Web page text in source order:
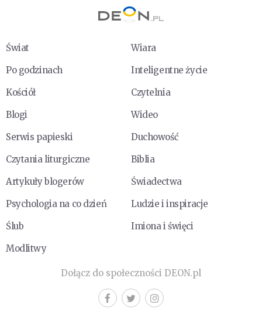
Świat
Wiara
Po godzinach
Inteligentne życie
Kościół
Czytelnia
Blogi
Wideo
Serwis papieski
Duchowość
Czytania liturgiczne
Biblia
Artykuły blogerów
Świadectwa
Psychologia na co dzień
Ludzie i inspiracje
Ślub
Imiona i święci
Modlitwy
Dołącz do społeczności DEON.pl